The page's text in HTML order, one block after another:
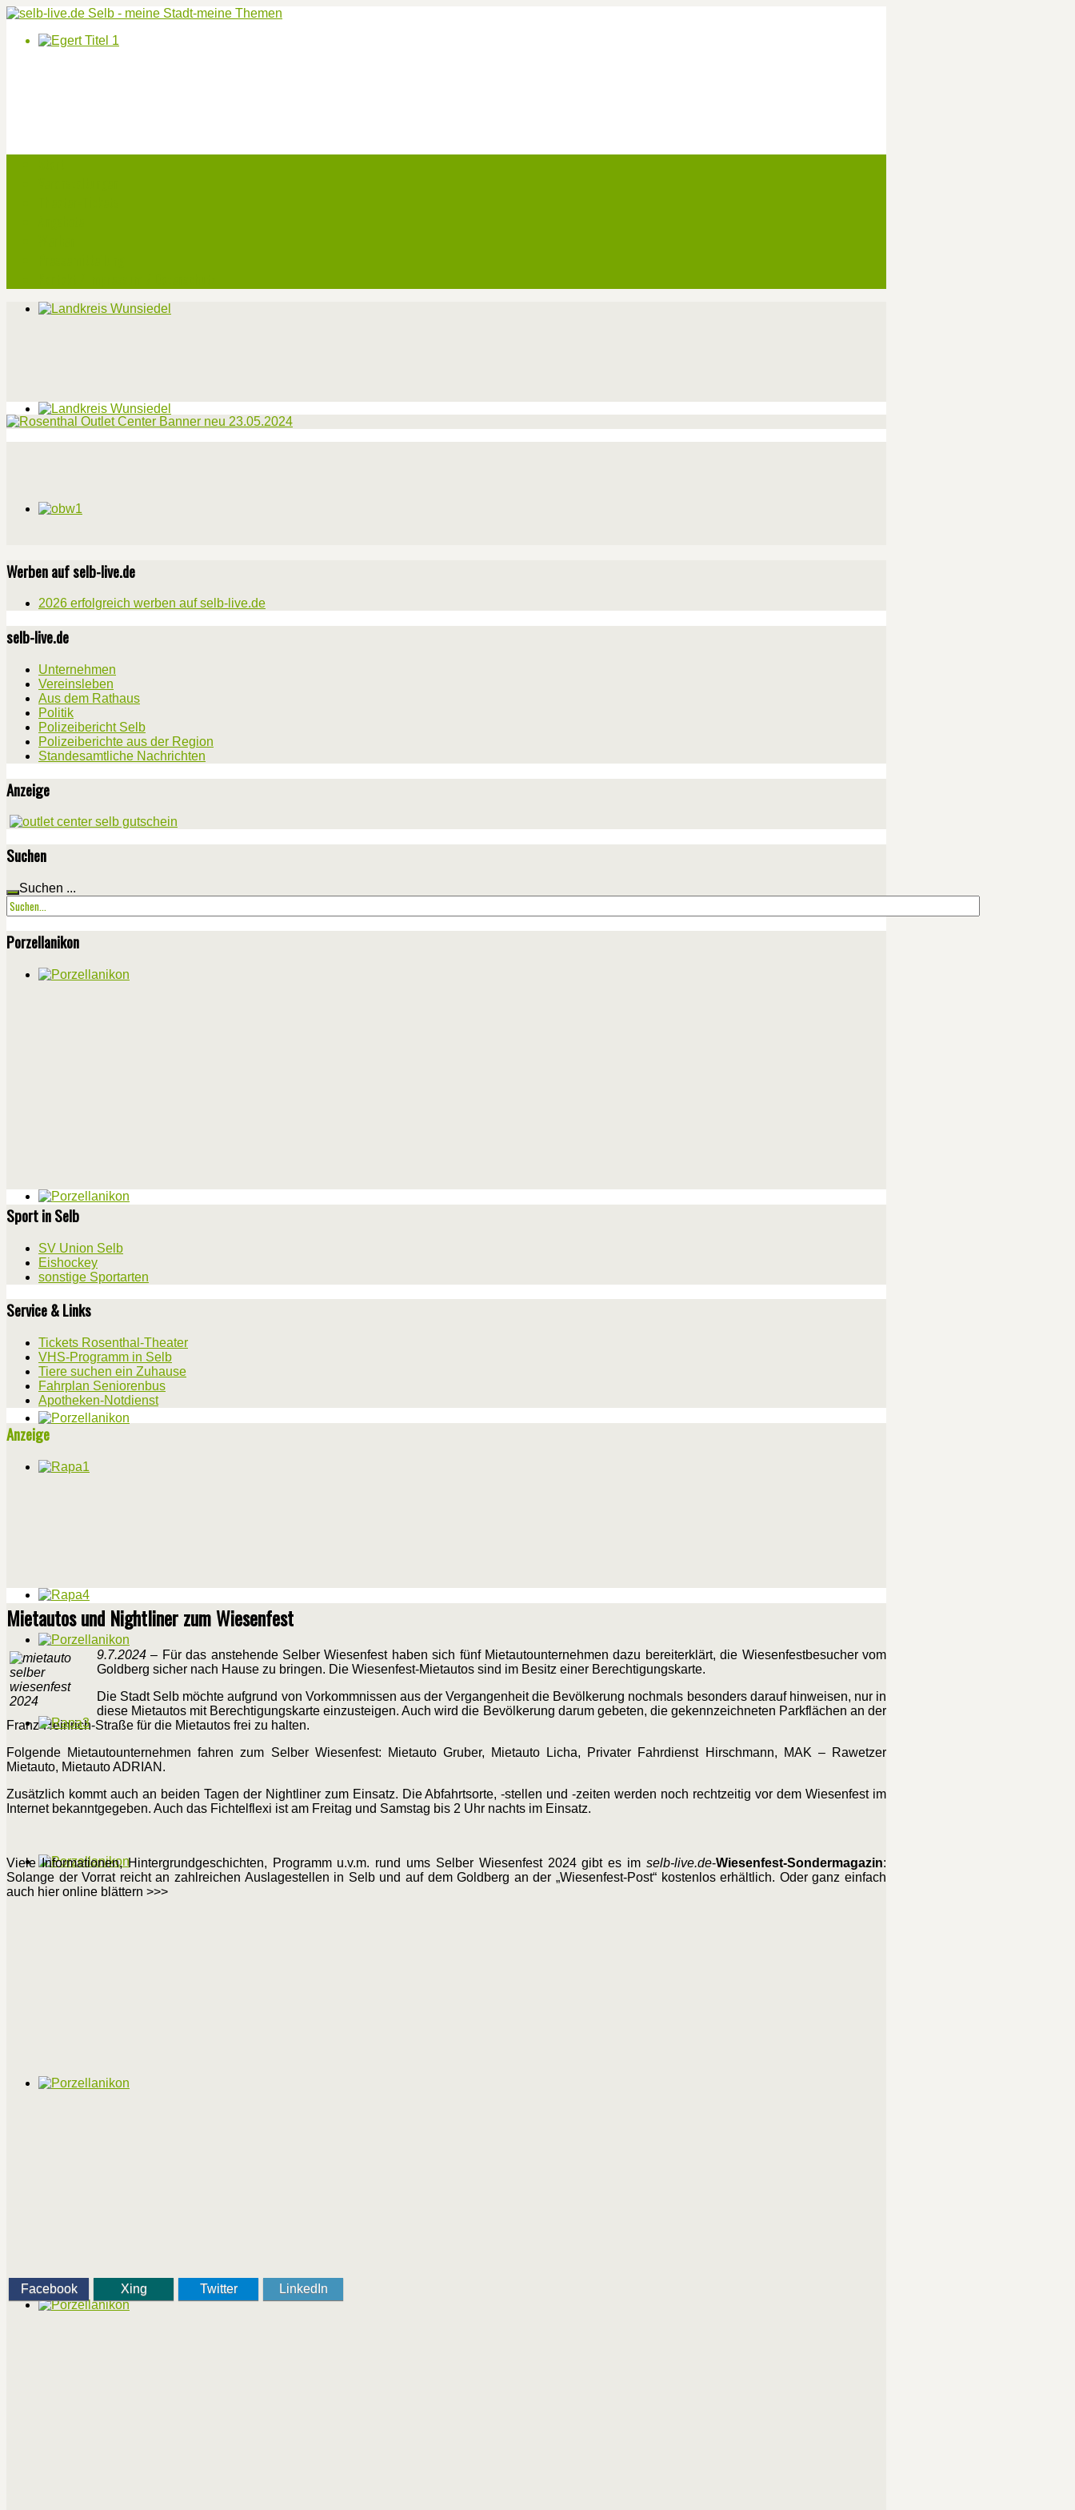
Werben auf selb-live.de
2026 erfolgreich werben auf selb-live.de
selb-live.de
Unternehmen
Vereinsleben
Aus dem Rathaus
Politik
Polizeibericht Selb
Polizeiberichte aus der Region
Standesamtliche Nachrichten
Anzeige
Suchen
Suchen ...
Porzellanikon
Sport in Selb
SV Union Selb
Eishockey
sonstige Sportarten
Service & Links
Tickets Rosenthal-Theater
VHS-Programm in Selb
Tiere suchen ein Zuhause
Fahrplan Seniorenbus
Apotheken-Notdienst
Anzeige
Mietautos und Nightliner zum Wiesenfest
9.7.2024 – Für das anstehende Selber Wiesenfest haben sich fünf Mietautounternehmen dazu bereiterklärt, die Wiesenfestbesucher vom
Goldberg sicher nach Hause zu bringen. Die Wiesenfest-Mietautos sind im Besitz einer Berechtigungskarte.
Die Stadt Selb möchte aufgrund von Vorkommnissen aus der Vergangenheit die Bevölkerung nochmals besonders darauf hinweisen, nur in
diese Mietautos mit Berechtigungskarte einzusteigen. Auch wird die Bevölkerung darum gebeten, die gekennzeichneten Parkflächen an der
Franz-Heinrich-Straße für die Mietautos frei zu halten.
Folgende Mietautounternehmen fahren zum Selber Wiesenfest: Mietauto Gruber, Mietauto Licha, Privater Fahrdienst Hirschmann, MAK – Rawetzer
Mietauto, Mietauto ADRIAN.
Zusätzlich kommt auch an beiden Tagen der Nightliner zum Einsatz. Die Abfahrtsorte, -stellen und ‑zeiten werden noch rechtzeitig vor dem Wiesenfest im
Internet bekanntgegeben. Auch das Fichtelflexi ist am Freitag und Samstag bis 2 Uhr nachts im Einsatz.
Viele Informationen, Hintergrundgeschichten, Programm u.v.m. rund ums Selber Wiesenfest 2024 gibt es im selb-live.de-Wiesenfest-Sondermagazin:
Solange der Vorrat reicht an zahlreichen Auslagestellen in Selb und auf dem Goldberg an der „Wiesenfest-Post“ kostenlos erhältlich. Oder ganz einfach
auch hier online blättern >>>
Facebook Xing Twitter LinkedIn